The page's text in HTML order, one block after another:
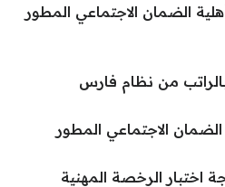
الضمان الاجتماعي المطور
من نظام فارس
الاجتماعي المطور
اختبار الرخصة المهنية